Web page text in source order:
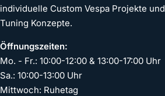
individuelle Custom Vespa Projekte und
Tuning Konzepte.
Öffnungszeiten:
Mo. - Fr.: 10:00-12:00 & 13:00-17:00 Uhr
Sa.: 10:00-13:00 Uhr
Mittwoch: Ruhetag